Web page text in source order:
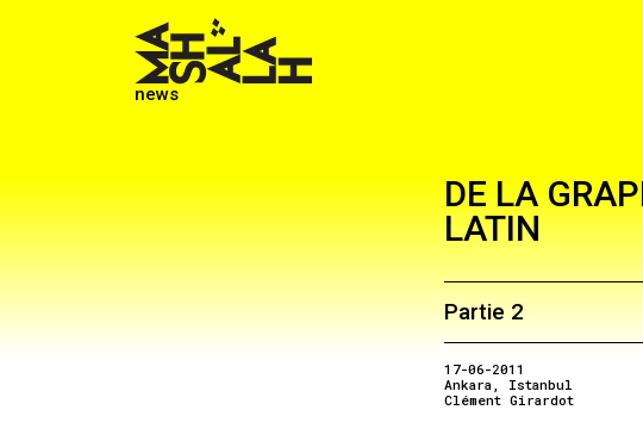
news
DE LA
LATIN
Partie 2
17-06-2011
Ankara
Istanbul
Clément Girardot